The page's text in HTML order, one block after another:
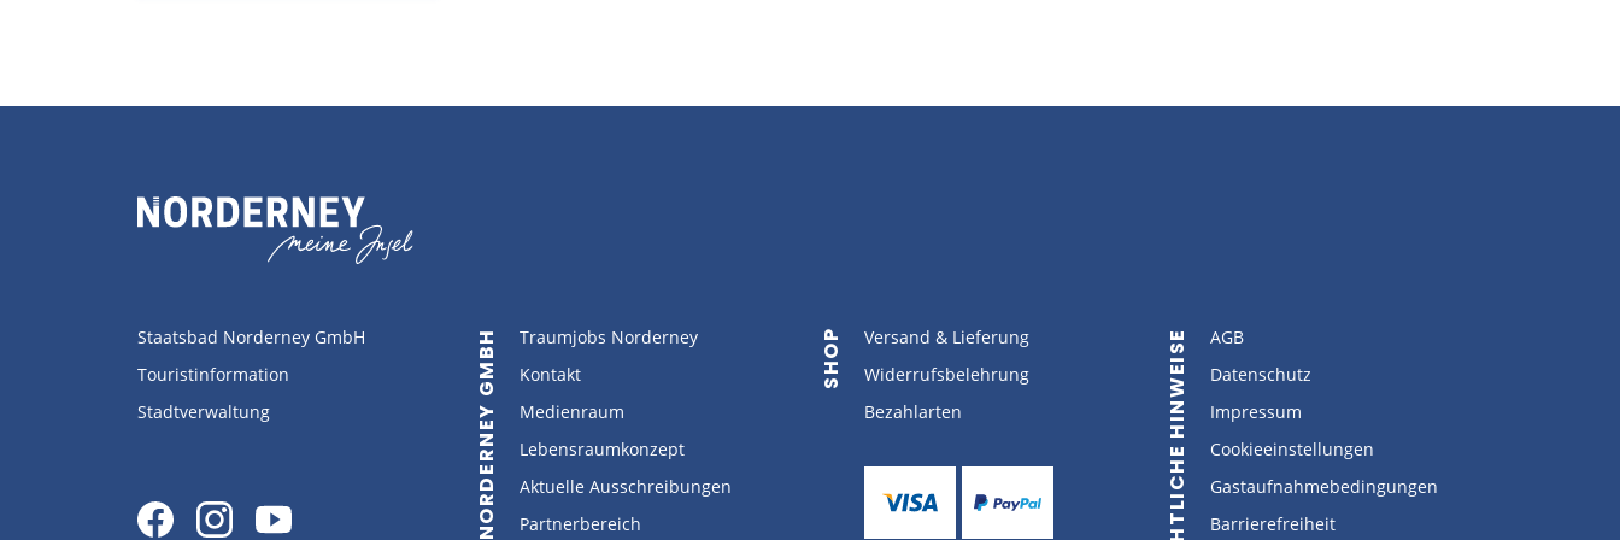
Staatsbad Norderney GmbH
Touristinformation
Stadtverwaltung
Traumjobs Norderney
Kontakt
Medienraum
Lebensraumkonzept
Aktuelle Ausschreibungen
Partnerbereich
SHOP
Versand & Lieferung
Widerrufsbelehrung
Bezahlarten
RECHTLICHE HINWEISE
AGB
Datenschutz
Impressum
Cookieeinstellungen
Gastaufnahmebedingungen
Barrierefreiheit